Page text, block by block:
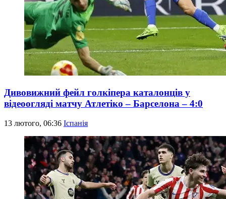
Дивовижний фейл голкіпера каталонців у
відеоогляді матчу Атлетіко – Барселона – 4:0
13 лютого, 06:36 Іспанія